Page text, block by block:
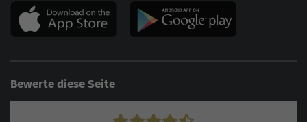
Bewerte diese Seite